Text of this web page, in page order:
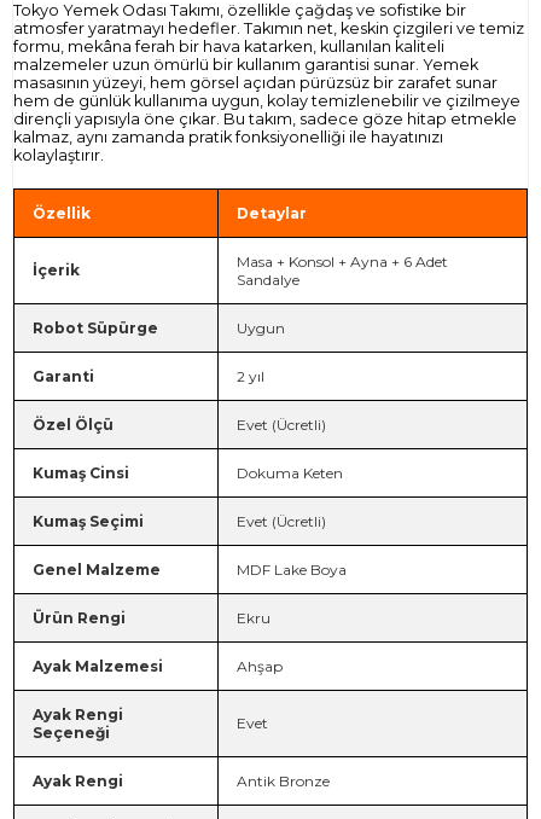
Tokyo Yemek Odası Takımı, özellikle çağdaş ve sofistike bir
atmosfer yaratmayı hedefler. Takımın net, keskin çizgileri ve temiz
formu, mekâna ferah bir hava katarken, kullanılan kaliteli
malzemeler uzun ömürlü bir kullanım garantisi sunar. Yemek
masasının yüzeyi, hem görsel açıdan pürüzsüz bir zarafet sunar
hem de günlük kullanıma uygun, kolay temizlenebilir ve çizilmeye
dirençli yapısıyla öne çıkar. Bu takım, sadece göze hitap etmekle
kalmaz, aynı zamanda pratik fonksiyonelliği ile hayatınızı
kolaylaştırır.
Özellik Detaylar
İçerik
Masa + Konsol + Ayna + 6 Adet
Sandalye
Robot Süpürge Uygun
Garanti 2 yıl
Özel Ölçü Evet (Ücretli)
Kumaş Cinsi Dokuma Keten
Kumaş Seçimi Evet (Ücretli)
Genel Malzeme MDF Lake Boya
Ürün Rengi Ekru
Ayak Malzemesi Ahşap
Ayak Rengi
Seçeneği
Evet
Ayak Rengi Antik Bronze